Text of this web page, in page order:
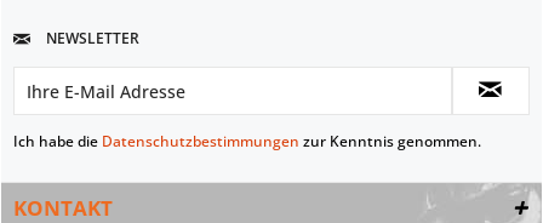
NEWSLETTER
Ich habe die Datenschutzbestimmungen zur Kenntnis genommen.
KONTAKT